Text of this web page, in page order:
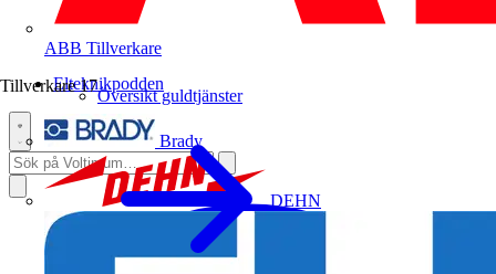
ABB Tillverkare
Tillverkare 17
Brady
DEHN
Översikt guldtjänster
Elteknikpodden